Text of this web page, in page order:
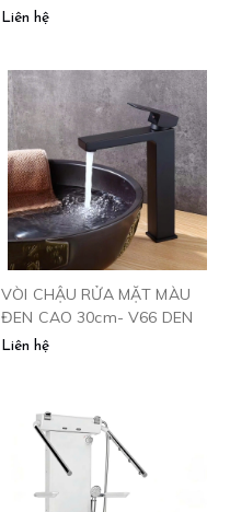
CLEANMAX
Liên hệ
VÒI CHẬU RỬA MẶT MÀU
ĐEN CAO 30cm- V66 DEN
Liên hệ